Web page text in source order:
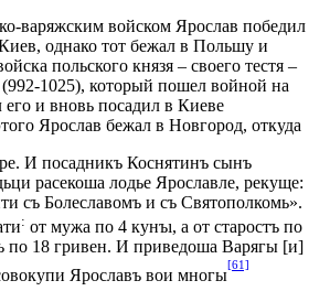
варяжским войском Ярослав победил
однако тот бежал в Польшу и
польского князя – своего тестя –
1025), который пошел войной на
его и вновь посадил в Киеве
Ярослав бежал в Новгород, откуда
И посадникъ Коснятинъ сынъ
расекоша лодье Ярославле, рекуще:
съ Болеславомъ и съ Святополкомь».
: от мужа по 4 кунъı, а от старостъ по
по 18 гривен. И приведоша Варягы [и]
Ярославъ вои многы
[61]